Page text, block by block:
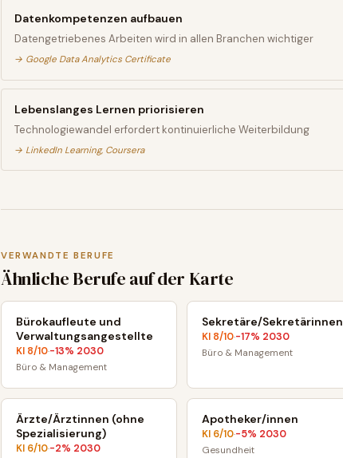
Datenkompetenzen aufbauen
Datengetriebenes Arbeiten wird in allen Branchen wichtiger
→ Google Data Analytics Certificate
Lebenslanges Lernen priorisieren
Technologiewandel erfordert kontinuierliche Weiterbildung
→ LinkedIn Learning, Coursera
VERWANDTE BERUFE
Ähnliche Berufe auf der Karte
Bürokaufleute und
Verwaltungsangestellte
KI 8/10·-13% 2030
Büro & Management
Sekretäre/Sekretärinnen
KI 8/10·-17% 2030
Büro & Management
Ärzte/Ärztinnen (ohne
Spezialisierung)
KI 6/10·-2% 2030
Apotheker/innen
KI 6/10·-5% 2030
Gesundheit